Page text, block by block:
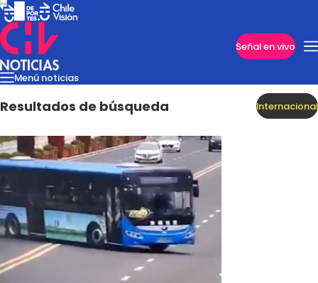
Señal en vivo
Menú noticias
InternacionalReportajesCazanoticiasEconomíaCasos
Resultados de búsqueda Internacional
Imperdibles